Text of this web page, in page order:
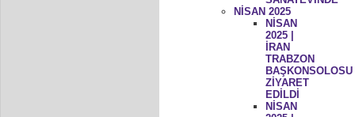
NİSAN 2025
NİSAN
2025 |
İRAN
TRABZON
BAŞKONSOLOSU
ZİYARET
EDİLDİ
NİSAN